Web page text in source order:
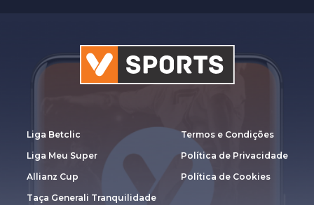
Liga Betclic
Liga Meu Super
Allianz Cup
Taça Generali Tranquilidade
Termos e Condições
Política de Privacidade
Política de Cookies